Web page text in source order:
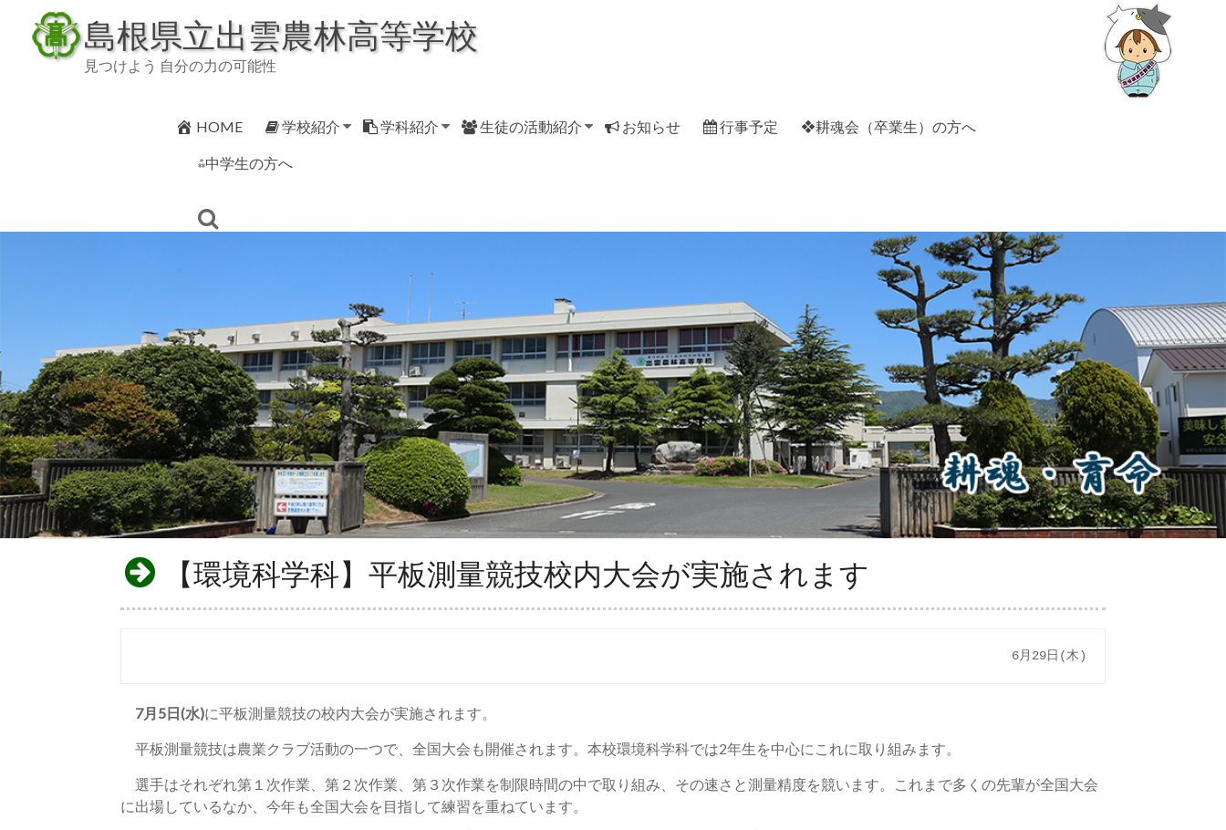
content
島根県立出雲農林高等学校
見つけよう 自分の力の可能性
HOME 学校紹介 学科紹介 生徒の活動紹介 お知らせ 行事予定 ❖耕魂会（卒業生）の方へ
⁂中学生の方へ
【環境科学科】平板測量競技校内大会が実施されます
6月29日(木)
7月5日(水)に平板測量競技の校内大会が実施されます。
平板測量競技は農業クラブ活動の一つで、全国大会も開催されます。本校環境科学科では2年生を中心にこれに取り組みます。
選手はそれぞれ第１次作業、第２次作業、第３次作業を制限時間の中で取り組み、その速さと測量精度を競います。これまで多くの先輩が全国大会
に出場しているなか、今年も全国大会を目指して練習を重ねています。